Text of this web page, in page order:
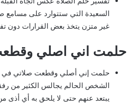
السعيدة التي ستتوارد على مسامع
غير متزن يتخذ بعض القرارات دون
حلمت اني اصلي
حلمت إني أصلي وقطعت صلاتي في
الشخص الحالم يجالس الكثير من
يبتعد عنهم حتى لا يلحق به أي أذى